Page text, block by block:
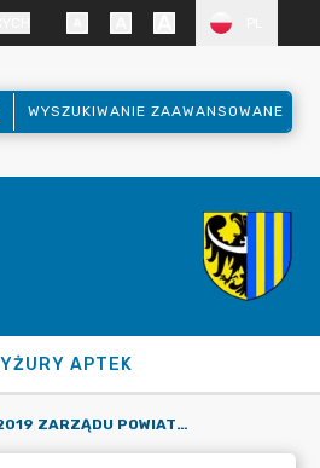
WYSZUKIWANIE ZAAWANSOWANE
APTEK
UCHWAŁA NR 69/2019 ZARZĄDU POWIATU ZGORZELECKIEGO Z DNIA 27 CZERWCA 2019 R. W SPRAWIE ZMIAN W PLANIE DOCHODÓW I WYDATKÓW W BUDŻECIE POWIATU ZGORZELECKIEGO NA 2019 ROK.